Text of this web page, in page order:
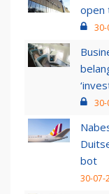
open
30-
30-
bot
30-07-